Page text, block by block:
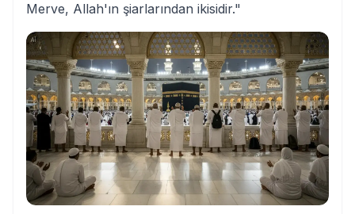
Merve, Allah'ın şiarlarından ikisidir."